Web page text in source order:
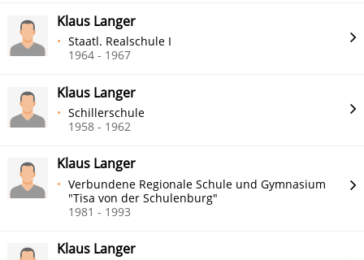
Klaus Langer
Staatl. Realschule I
1964 - 1967
Klaus Langer
Schillerschule
1958 - 1962
Klaus Langer
Verbundene Regionale Schule und Gymnasium
"Tisa von der Schulenburg"
1981 - 1993
Klaus Langer